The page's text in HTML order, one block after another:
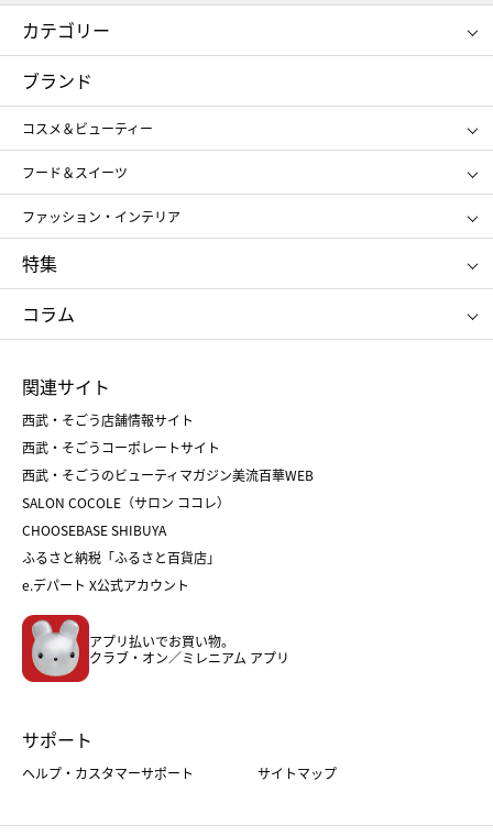
カテゴリー
コスメ＆ビューティー
ギフト
レディース
メンズ
スポーツ・アウトドア
お中元
お歳暮
ブランド
コスメ＆ビューティー
SHISEIDO
ポール&ジョー ボーテ
ジルスチュアート
NARS
RMK
クリニーク
SK-Ⅱ
フード＆スイーツ
アンリ・シャルパンティエ
ゴディバ
新宿高野
たねや
ねんりん家
ファッション・インテリア
ポロ ラルフ ローレン
タケオ キクチ
ママ＆キッズ
シュタイフ
特集
お中元
ひな人形
五月人形
父の日
クリスマスケーキ
ホワイトデー
コラム
菓子折り
和菓子
人気のギフト
バレンタイン
ホワイトデー
おせち
フード
ホーム・キッチン＆アート
関連サイト
西武・そごう店舗情報サイト
西武・そごうコーポレートサイト
西武・そごうのビューティマガジン美流百華WEB
SALON COCOLE（サロン ココレ）
CHOOSEBASE SHIBUYA
ふるさと納税「ふるさと百貨店」
e.デパート X公式アカウント
アプリ払いでお買い物。
クラブ・オン／ミレニアム アプリ
サポート
ヘルプ・カスタマーサポート サイトマップ